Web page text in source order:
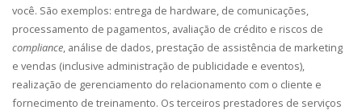
você. São exemplos: entrega de hardware, de comunicações,
processamento de pagamentos, avaliação de crédito e riscos de
compliance , análise de dados, prestação de assistência de marketing
e vendas (inclusive administração de publicidade e eventos),
realização de gerenciamento do relacionamento com o cliente e
fornecimento de treinamento. Os terceiros prestadores de serviços